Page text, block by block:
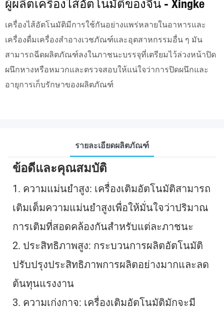
ผู้ผลิตเครื่องไส้อัตโนมัติของจีน - Xingke
เครื่องไส้อัตโนมัติมีการใช้กันอย่างแพร่หลายในอาหารและ
เครื่องดื่มเครื่องสำอางเวชภัณฑ์และอุตสาหกรรมอื่น ๆ มัน
สามารถฉีดผลิตภัณฑ์ลงในภาชนะบรรจุที่เตรียมไว้ล่วงหน้าปิด
ผนึกหางหรือหมวกและตรวจสอบให้แน่ใจว่าการปิดผนึกและ
อายุการเก็บรักษาของผลิตภัณฑ์
รายละเอียดผลิตภัณฑ์
ข้อดีและคุณสมบัติ
1. ความแม่นยำสูง: เครื่องเติมอัตโนมัติสามารถ
เติมเต็มความแม่นยำสูงเพื่อให้มั่นใจว่าปริมาณ
การเติมที่สอดคล้องกันสำหรับแต่ละภาชนะ
2. ประสิทธิภาพสูง: กระบวนการผลิตอัตโนมัติ
ปรับปรุงประสิทธิภาพการผลิตอย่างมากและลด
ต้นทุนแรงงาน
3. ความเก่งกาจ: เครื่องเติมอัตโนมัติมักจะมี